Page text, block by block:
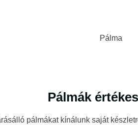
Pálmák
pálmákat kínálunk saját